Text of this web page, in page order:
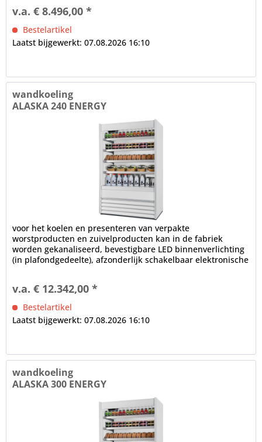
v.a. € 8.496,00 *
Bestelartikel
Laatst bijgewerkt: 07.08.2026 16:10
wandkoeling
ALASKA 240 ENERGY
voor het koelen en presenteren van verpakte
worstproducten en zuivelproducten kan in de fabriek
worden gekanaliseerd, bevestigbare LED binnenverlichting
(in plafondgedeelte), afzonderlijk schakelbaar elektronische
v.a. € 12.342,00 *
Bestelartikel
Laatst bijgewerkt: 07.08.2026 16:10
wandkoeling
ALASKA 300 ENERGY